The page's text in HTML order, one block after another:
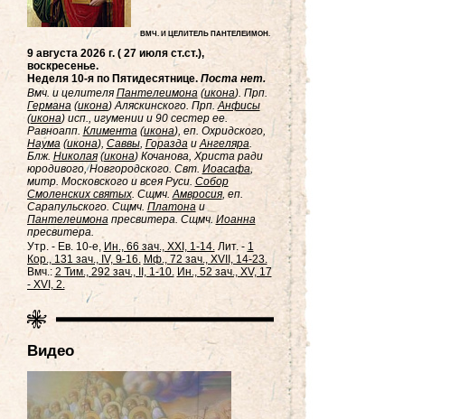
ВМЧ. И ЦЕЛИТЕЛЬ ПАНТЕЛЕИМОН.
9 августа 2026 г. ( 27 июля ст.ст.),
воскресенье.
Неделя 10-я по Пятидесятнице. Поста нет.
Вмч. и целителя Пантелеимона(икона). Прп.
Германа(икона) Аляскинского. Прп.Анфисы
(икона) исп., игумении и 90 сестер ее.
Равноапп. Климента(икона), еп. Охридского,
Наума(икона), Саввы, ГораздаиАнгеляра.
Блж. Николая(икона) Кочанова, Христа ради
юродивого, Новгородского. Свт. Иоасафа,
митр. Московского и всея Руси. Собор
Смоленских святых. Сщмч.Амвросия, еп.
Сарапульского. Сщмч. Платонаи
Пантелеимонапресвитера. Сщмч. Иоанна
пресвитера.
Утр. - Ев. 10-е, Ин., 66 зач., XXI, 1-14.Лит. - 1
Кор., 131 зач., IV, 9-16. Мф., 72 зач., XVII, 14-23.
Вмч.: 2 Тим., 292 зач., II, 1-10. Ин., 52 зач., XV, 17
- XVI, 2.
Видео